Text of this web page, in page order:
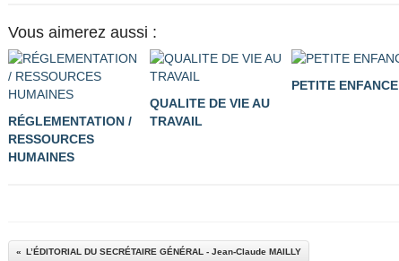
Vous aimerez aussi :
RÉGLEMENTATION /
RESSOURCES
HUMAINES
QUALITE DE VIE AU
TRAVAIL
PETITE ENFANCE
L’ÉDITORIAL DU SECRÉTAIRE GÉNÉRAL - Jean-Claude MAILLY